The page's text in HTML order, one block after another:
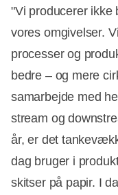
"Vi producerer ikke
vores omgivelser.
processer og
bedre – og mere
samarbejde med
stream og
år, er det
dag bruger i
skitser på papir. I